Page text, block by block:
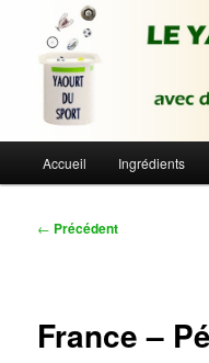
contenu
Le Yaourt
Du sport avec des vrais
principal
Accueil Ingrédients
Navigation
← Précédent
France –